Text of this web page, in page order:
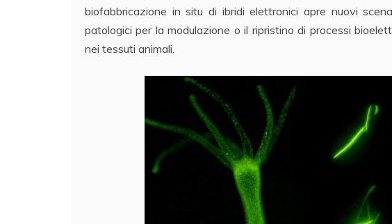
biofabbricazione in situ di ibridi elettronici apre nuovi
patologici per la modulazione o il ripristino di processi
nei tessuti animali.